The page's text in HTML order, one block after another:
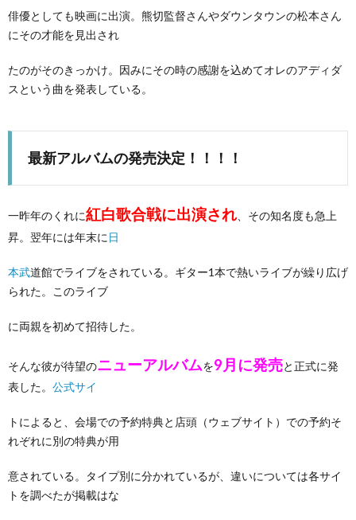
俳優としても映画に出演。熊切監督さんやダウンタウンの松本さん
にその才能を見出され
たのがそのきっかけ。因みにその時の感謝を込めてオレのアディダ
スという曲を発表している。
最新アルバムの発売決定！！！！
一昨年のくれに紅白歌合戦に出演され、その知名度も急上
昇。翌年には年末に 日
本武道館でライブをされている。ギター1本で熱いライブが繰り広げ
られた。このライブ
に両親を初めて招待した。
そんな彼が待望のニューアルバムを9月に発売と正式に発
表した。 公式サイ
トによると、会場での予約特典と店頭（ウェブサイト）での予約そ
れぞれに別の特典が用
意されている。タイプ別に分かれているが、違いについては各サイ
トを調べたが掲載はな